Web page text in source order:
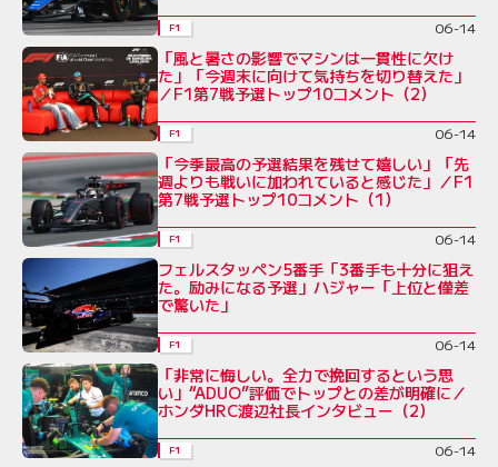
F1 06-14
「風と暑さの影響でマシンは一貫性に欠け
た」「今週末に向けて気持ちを切り替えた」
／F1第7戦予選トップ10コメント（2）
F1 06-14
「今季最高の予選結果を残せて嬉しい」「先
週よりも戦いに加われていると感じた」／F1
第7戦予選トップ10コメント（1）
F1 06-14
フェルスタッペン5番手「3番手も十分に狙え
た。励みになる予選」ハジャー「上位と僅差
で驚いた」
F1 06-14
「非常に悔しい。全力で挽回するという思
い」“ADUO”評価でトップとの差が明確に／
ホンダHRC渡辺社長インタビュー（2）
F1 06-14